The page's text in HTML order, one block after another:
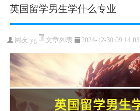
英国留学男生学什么专业
网友:yg 文章列表 2024-12-30 09:14:03